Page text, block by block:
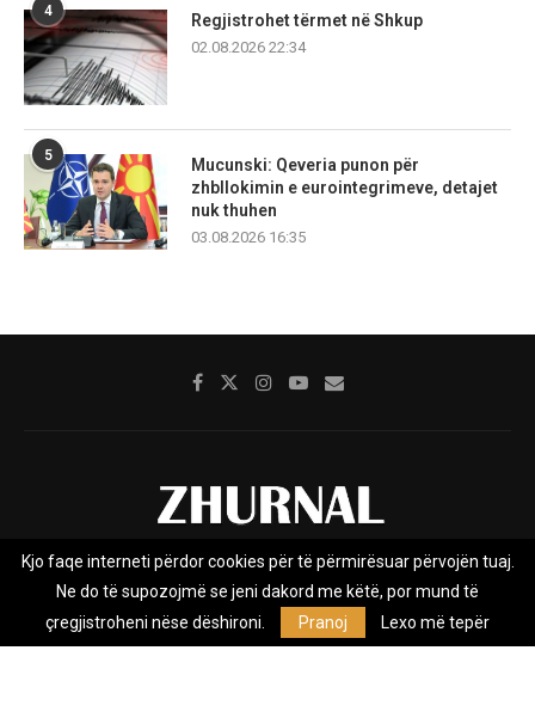
4
Regjistrohet tërmet në Shkup
02.08.2026 22:34
5
Mucunski: Qeveria punon për
zhbllokimin e eurointegrimeve, detajet
nuk thuhen
03.08.2026 16:35
Rreth nesh Impresumi Marketing
Privacy Policy
Zhurnal.mk është Agjenci e Lajmeve e pavarur, e themeluar në vitin
Kjo faqe interneti përdor cookies për të përmirësuar përvojën tuaj.
Ne do të supozojmë se jeni dakord me këtë, por mund të
çregjistroheni nëse dëshironi.
Pranoj Lexo më tepër